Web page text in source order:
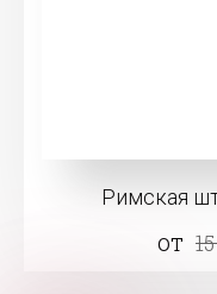
Римская
от